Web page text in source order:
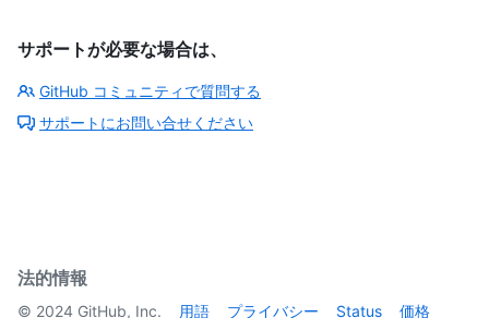
サポートが必要な場合は、
GitHub コミュニティで質問する
サポートにお問い合せください
法的情報
© 2024 GitHub, Inc. 用語 プライバシー Status 価格